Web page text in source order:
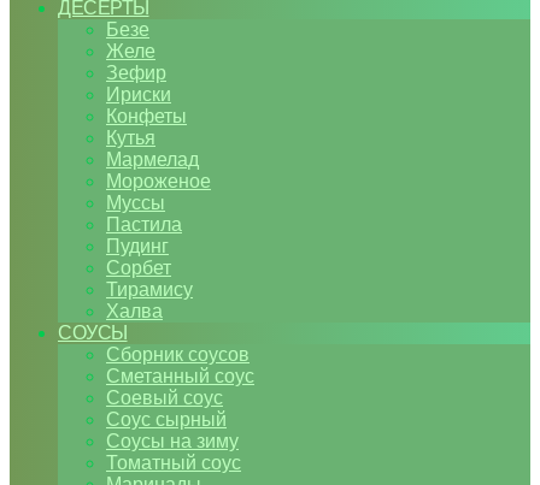
ДЕСЕРТЫ
Безе
Желе
Зефир
Ириски
Конфеты
Кутья
Мармелад
Мороженое
Муссы
Пастила
Пудинг
Сорбет
Тирамису
Халва
СОУСЫ
Сборник соусов
Сметанный соус
Соевый соус
Соус сырный
Соусы на зиму
Томатный соус